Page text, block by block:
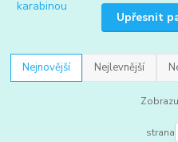
Upřesnit
Nejnovější Nejlevnější
strana